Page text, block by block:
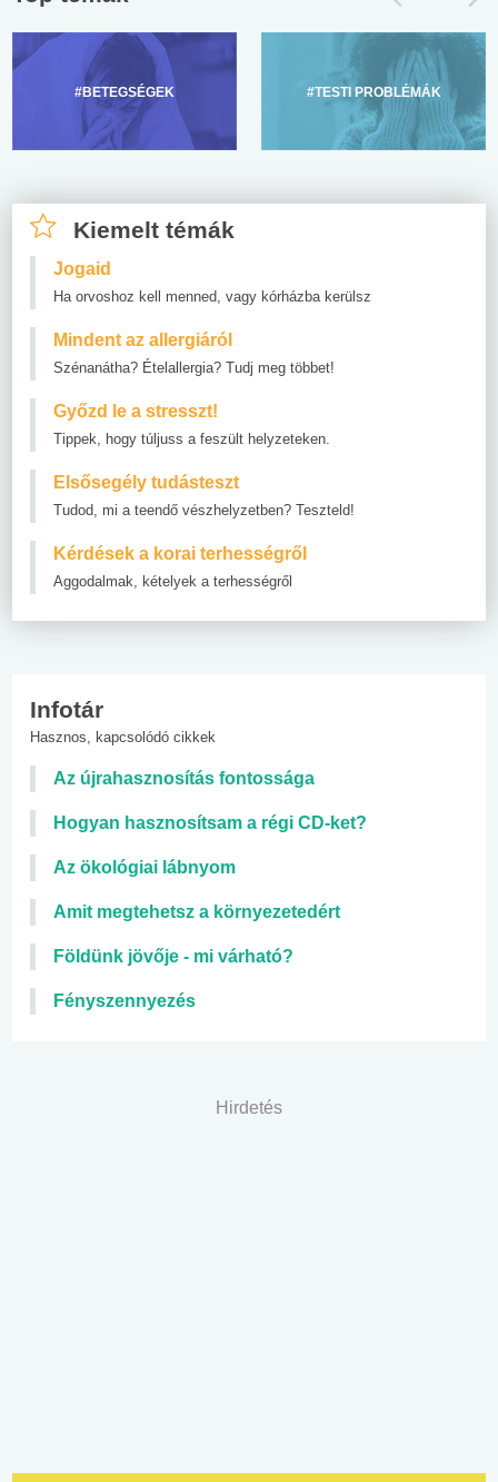
#BETEGSÉGEK #TESTI PROBLÉMÁK
Kiemelt témák
Jogaid
Ha orvoshoz kell menned, vagy kórházba kerülsz
Mindent az allergiáról
Szénanátha? Ételallergia? Tudj meg többet!
Győzd le a stresszt!
Tippek, hogy túljuss a feszült helyzeteken.
Elsősegély tudásteszt
Tudod, mi a teendő vészhelyzetben? Teszteld!
Kérdések a korai terhességről
Aggodalmak, kételyek a terhességről
Infotár
Hasznos, kapcsolódó cikkek
Az újrahasznosítás fontossága
Hogyan hasznosítsam a régi CD-ket?
Az ökológiai lábnyom
Amit megtehetsz a környezetedért
Földünk jövője - mi várható?
Fényszennyezés
Hirdetés